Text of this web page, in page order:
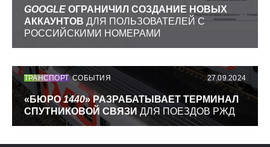
GOOGLE ОГРАНИЧИЛ СОЗДАНИЕ НОВЫХ
АККАУНТОВ ДЛЯ ПОЛЬЗОВАТЕЛЕЙ С
РОССИЙСКИМИ НОМЕРАМИ
ТРАНСПОРТ СОБЫТИЯ 27.09.2024
«БЮРО1440» РАЗРАБАТЫВАЕТ ТЕРМИНАЛ
СПУТНИКОВОЙ СВЯЗИ ДЛЯ ПОЕЗДОВ РЖД